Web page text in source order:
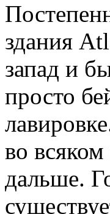
здания
запад и
просто
во
дальше.